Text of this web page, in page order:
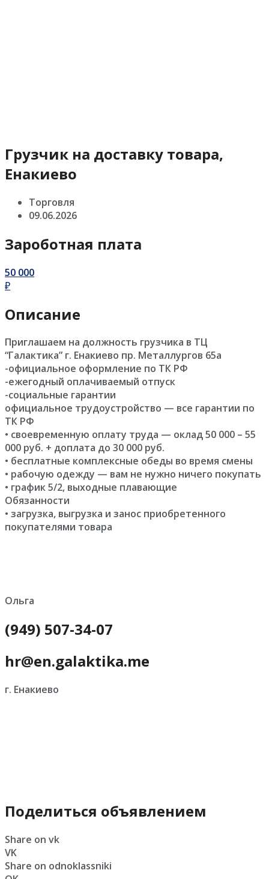
Грузчик на доставку товара,
Енакиево
Торговля
09.06.2026
Зароботная плата
50 000
₽
Описание
Приглашаем на должность грузчика в ТЦ
“Галактика” г. Енакиево пр. Металлургов 65а
-официальное оформление по ТК РФ
-ежегодный оплачиваемый отпуск
-социальные гарантии
официальное трудоустройство — все гарантии по
ТК РФ
• своевременную оплату труда — оклад 50 000 – 55
000 руб. + доплата до 30 000 руб.
• бесплатные комплексные обеды во время смены
• рабочую одежду — вам не нужно ничего покупать
• график 5/2, выходные плавающие
Обязанности
• загрузка, выгрузка и занос приобретенного
покупателями товара
Ольга
(949) 507-34-07
hr@en.galaktika.me
г. Енакиево
Поделиться объявлением
Share on vk
VK
Share on odnoklassniki